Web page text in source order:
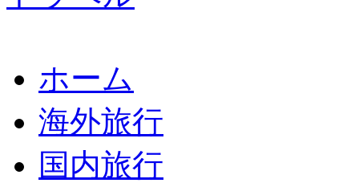
ホーム
海外旅行
国内旅行